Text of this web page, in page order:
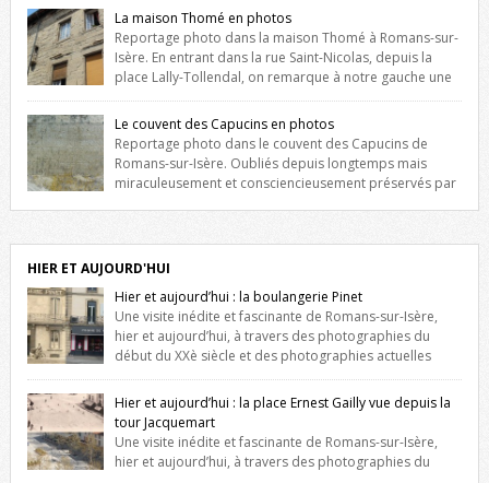
La maison Thomé en photos
Reportage photo dans la maison Thomé à Romans-sur-
Isère. En entrant dans la rue Saint-Nicolas, depuis la
place Lally-Tollendal, on remarque à notre gauche une
maison construite au XVIè siècle. Les deux façades sont ornées de
fenêtres jumelles à meneaux. Entre ces deux étages, on peut voir une
niche qui contient une statue de la Vierge. […]
Le couvent des Capucins en photos
Reportage photo dans le couvent des Capucins de
Romans-sur-Isère. Oubliés depuis longtemps mais
miraculeusement et consciencieusement préservés par
l’histoire de la redécouverte de vestiges du couvent des Capucins !
Petit retour sur l’histoire […]
HIER ET AUJOURD'HUI
Hier et aujourd’hui : la boulangerie Pinet
Une visite inédite et fascinante de Romans-sur-Isère,
hier et aujourd’hui, à travers des photographies du
début du XXè siècle et des photographies actuelles
prises exactement dans le même cadre ! A l’angle de la place Jean
Jaurès et de l’avenue Victor Hugo (à côté d’Intermarché), à Romans. La
boulangerie Jules Pinet est inscrite dans le […]
Hier et aujourd’hui : la place Ernest Gailly vue depuis la
tour Jacquemart
Une visite inédite et fascinante de Romans-sur-Isère,
hier et aujourd’hui, à travers des photographies du